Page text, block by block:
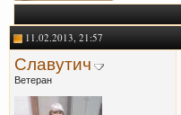
11.02.2013, 21:57
Славутич
Ветеран